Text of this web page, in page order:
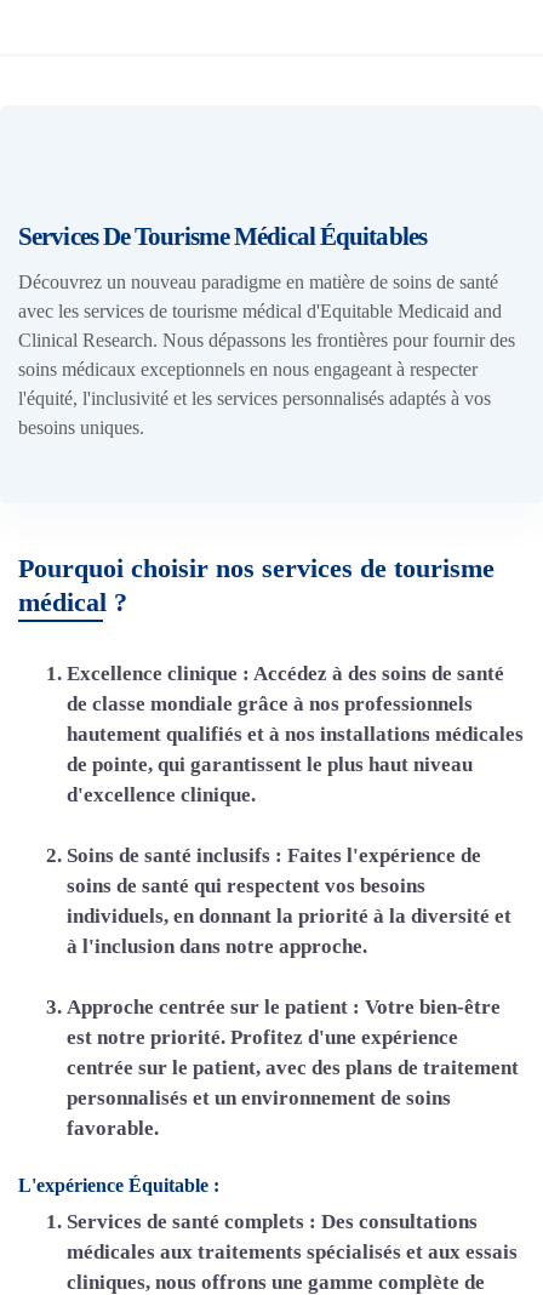
Services De Tourisme Médical Équitables
Découvrez un nouveau paradigme en matière de soins de santé
avec les services de tourisme médical d'Equitable Medicaid and
Clinical Research. Nous dépassons les frontières pour fournir des
soins médicaux exceptionnels en nous engageant à respecter
l'équité, l'inclusivité et les services personnalisés adaptés à vos
besoins uniques.
Pourquoi choisir nos services de tourisme
médical ?
Excellence clinique : Accédez à des soins de santé
de classe mondiale grâce à nos professionnels
hautement qualifiés et à nos installations médicales
de pointe, qui garantissent le plus haut niveau
d'excellence clinique.
Soins de santé inclusifs : Faites l'expérience de
soins de santé qui respectent vos besoins
individuels, en donnant la priorité à la diversité et
à l'inclusion dans notre approche.
Approche centrée sur le patient : Votre bien-être
est notre priorité. Profitez d'une expérience
centrée sur le patient, avec des plans de traitement
personnalisés et un environnement de soins
favorable.
L'expérience Équitable :
Services de santé complets : Des consultations
médicales aux traitements spécialisés et aux essais
cliniques, nous offrons une gamme complète de